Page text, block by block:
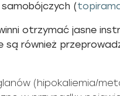
(
otrzymać jasne
są również
(hipokaliemia/